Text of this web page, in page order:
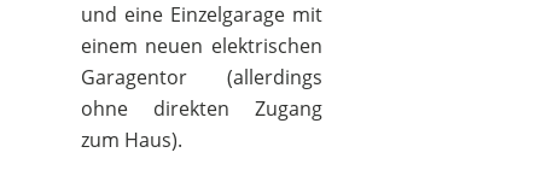
und eine Einzelgarage mit
einem neuen elektrischen
Garagentor (allerdings
ohne direkten Zugang
zum Haus).